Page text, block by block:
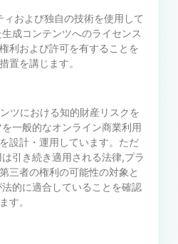
ィおよび独自の技術を使用して
成コンテンツへのライセンス
利および許可を有することを
置を講じます。
ツにおける知的財産リスクを
一般的なオンライン商業利用
設計・運用しています。ただ
引き続き適用される法律,プラ
三者の権利の可能性の対象と
的に適合していることを確認
す。